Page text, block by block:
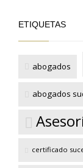
ETIQUETAS
abogados
abogados
certificado